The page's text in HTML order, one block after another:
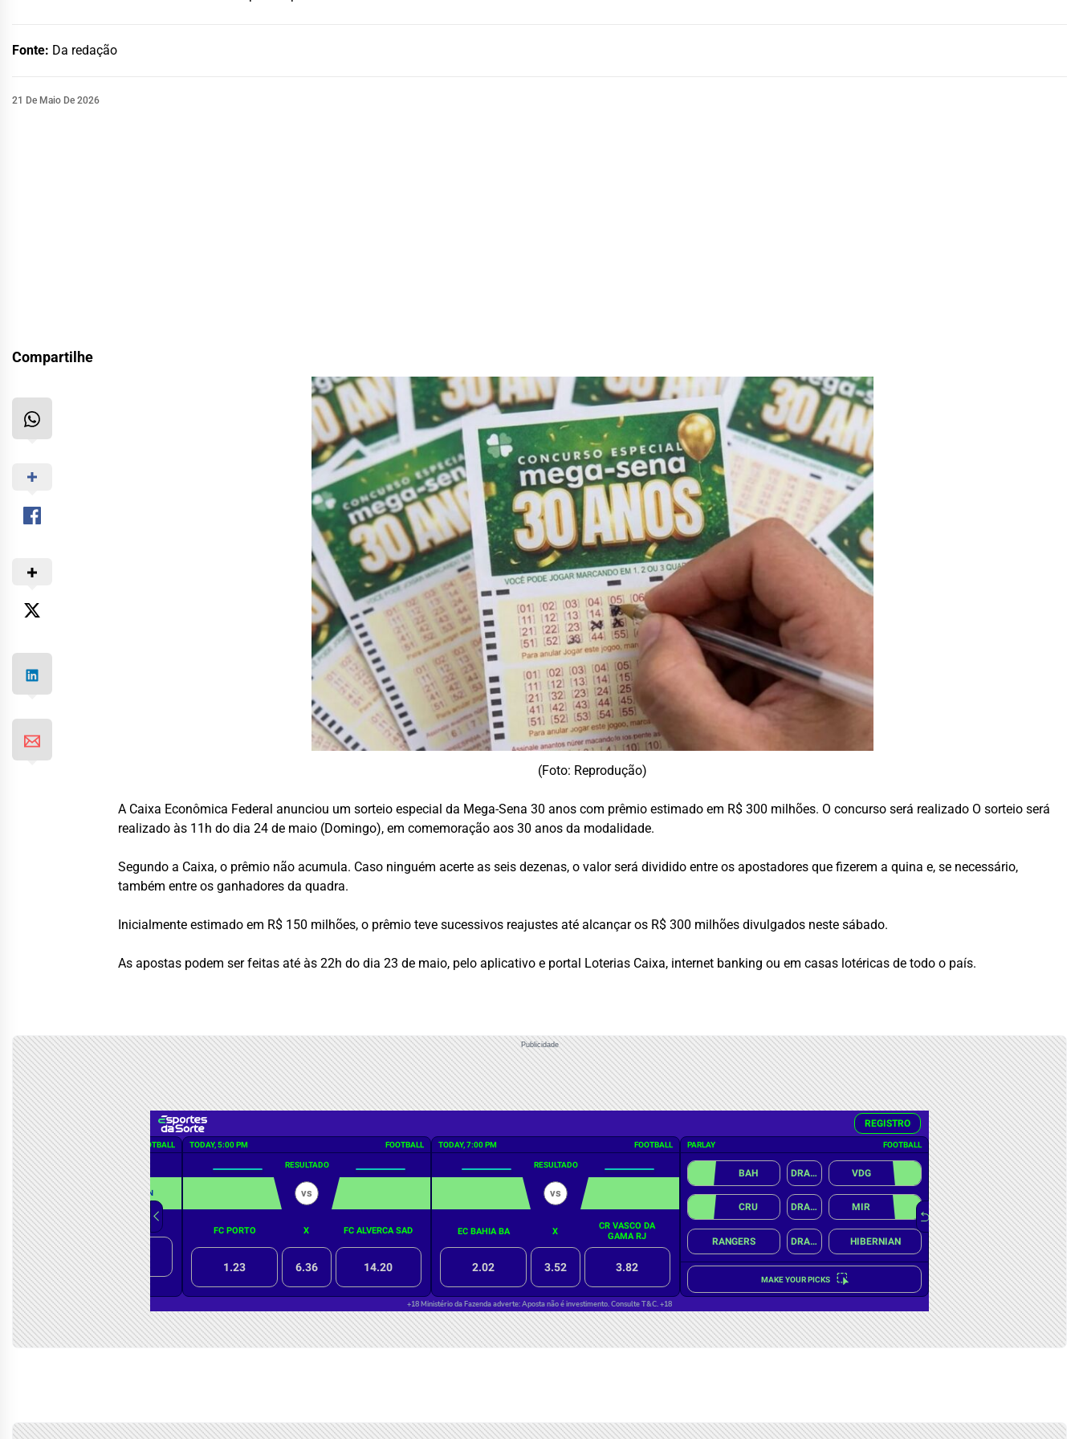
Fonte: Da redação
21 De Maio De 2026
Compartilhe
(Foto: Reprodução)
A Caixa Econômica Federal anunciou um sorteio especial da Mega-Sena 30 anos com prêmio estimado em R$ 300 milhões. O concurso será realizado O sorteio será
realizado às 11h do dia 24 de maio (Domingo), em comemoração aos 30 anos da modalidade.
Segundo a Caixa, o prêmio não acumula. Caso ninguém acerte as seis dezenas, o valor será dividido entre os apostadores que fizerem a quina e, se necessário,
também entre os ganhadores da quadra.
Inicialmente estimado em R$ 150 milhões, o prêmio teve sucessivos reajustes até alcançar os R$ 300 milhões divulgados neste sábado.
As apostas podem ser feitas até às 22h do dia 23 de maio, pelo aplicativo e portal Loterias Caixa, internet banking ou em casas lotéricas de todo o país.
Publicidade